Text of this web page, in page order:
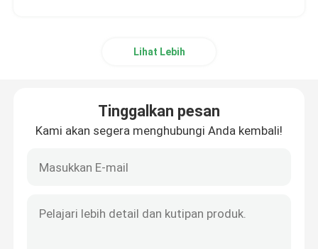
Lihat Lebih
Tinggalkan pesan
Kami akan segera menghubungi Anda kembali!